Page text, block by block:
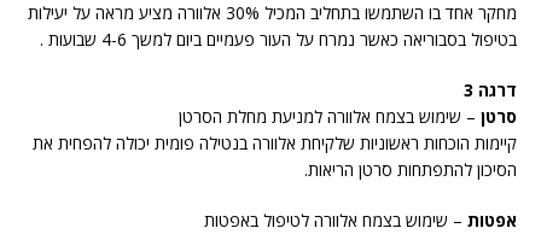
מחקר אחד בו השתמשו בתחליב המכיל 30% אלוורה מציע מראה על יעילות
בטיפול בסבוריאה כאשר נמרח על העור פעמיים ביום למשך 4-6 שבועות .
דרגה 3
סרטן – שימוש בצמח אלוורה למניעת מחלת הסרטן
קיימות הוכחות ראשוניות שלקיחת אלוורה בנטילה פומית יכולה להפחית את
הסיכון להתפתחות סרטן הריאות.
אפטות – שימוש בצמח אלוורה לטיפול באפטות